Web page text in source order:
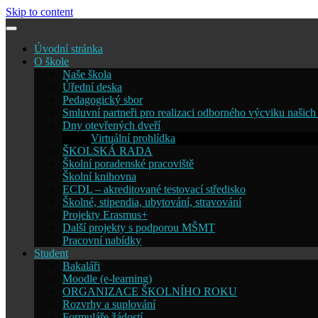
Skip to content
Úvodní stránka
O škole
Naše škola
Úřední deska
Pedagogický sbor
Smluvní partneři pro realizaci odborného výcviku našich
Dny otevřených dveří
Virtuální prohlídka
ŠKOLSKÁ RADA
Školní poradenské pracoviště
Školní knihovna
ECDL – akreditované testovací středisko
Školné, stipendia, ubytování, stravování
Projekty Erasmus+
Další projekty s podporou MŠMT
Pracovní nabídky
Student
Bakaláři
Moodle (e-learning)
ORGANIZACE ŠKOLNÍHO ROKU
Rozvrhy a suplování